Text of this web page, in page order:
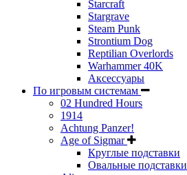
Starcraft
Stargrave
Steam Punk
Strontium Dog
Reptilian Overlords
Warhammer 40K
Аксессуары
По игровым системам
02 Hundred Hours
1914
Achtung Panzer!
Age of Sigmar
Круглые подставки
Овальные подставки